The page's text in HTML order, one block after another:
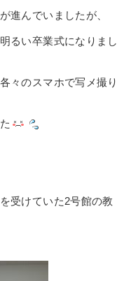
進んでいましたが、
るい卒業式になりまし
々のスマホで写メ撮り
受けていた2号館の教